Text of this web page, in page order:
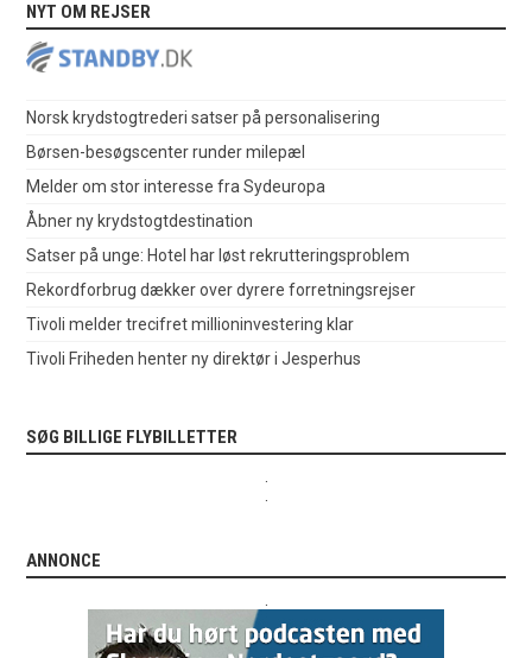
NYT OM REJSER
Norsk krydstogtrederi satser på personalisering
Børsen-besøgscenter runder milepæl
Melder om stor interesse fra Sydeuropa
Åbner ny krydstogtdestination
Satser på unge: Hotel har løst rekrutteringsproblem
Rekordforbrug dækker over dyrere forretningsrejser
Tivoli melder trecifret millioninvestering klar
Tivoli Friheden henter ny direktør i Jesperhus
SØG BILLIGE FLYBILLETTER
ANNONCE